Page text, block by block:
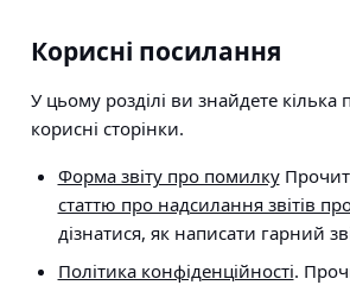
Корисні посилання
У цьому розділі ви знайдете кілька
корисні сторінки.
Форма звіту про помилку
статтю про надсилання звітів
дізнатися, як написати гарний
Політика конфіденційності.